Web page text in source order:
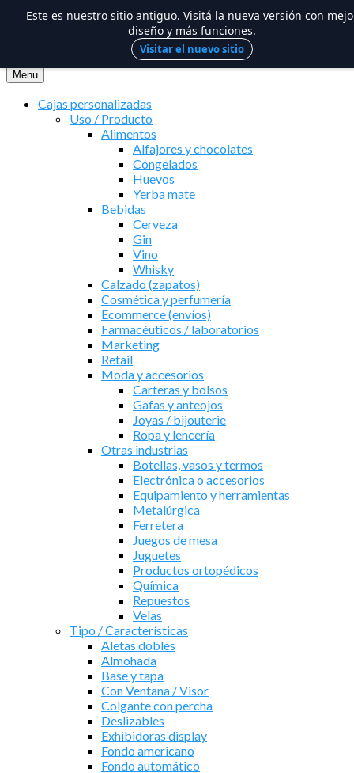
al
contenido
Menu
Cajas personalizadas
Uso / Producto
Alimentos
Alfajores y chocolates
Congelados
Huevos
Yerba mate
Bebidas
Cerveza
Gin
Vino
Whisky
Calzado (zapatos)
Cosmética y perfumería
Ecommerce (envíos)
Farmacéuticos / laboratorios
Marketing
Retail
Moda y accesorios
Carteras y bolsos
Gafas y anteojos
Joyas / bijouterie
Ropa y lencería
Otras industrias
Botellas, vasos y termos
Electrónica o accesorios
Equipamiento y herramientas
Metalúrgica
Ferretera
Juegos de mesa
Juguetes
Productos ortopédicos
Química
Repuestos
Velas
Tipo / Características
Aletas dobles
Almohada
Base y tapa
Con Ventana / Visor
Colgante con percha
Deslizables
Exhibidoras display
Fondo americano
Fondo automático
Este es nuestro sitio antiguo. Visitá la nueva versión con
diseño y más funciones.
Visitar el nuevo sitio